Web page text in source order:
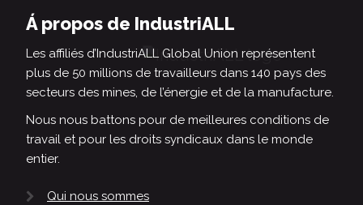
Á propos de IndustriALL
Les affiliés d’IndustriALL Global Union représentent
plus de 50 millions de travailleurs dans 140 pays des
secteurs des mines, de l’énergie et de la manufacture.
Nous nous battons pour de meilleures conditions de
travail et pour les droits syndicaux dans le monde
entier.
Qui nous sommes